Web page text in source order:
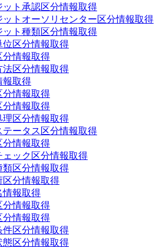
ット承認区分情報取得
ットオーソリセンター区分情報取得
ット種類区分情報取得
位区分情報取得
分情報取得
法区分情報取得
報取得
分情報取得
分情報取得
理区分情報取得
テータス区分情報取得
分情報取得
ェック区分情報取得
類区分情報取得
区分情報取得
情報取得
分情報取得
分情報取得
件区分情報取得
態区分情報取得